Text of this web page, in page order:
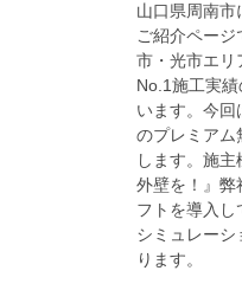
山口県周南市
ご紹介ペー
市・光市エリ
No.1施工実
います。今回
のプレミアム
します。施
外壁を！』弊
フトを導入し
シミュレーシ
ります。